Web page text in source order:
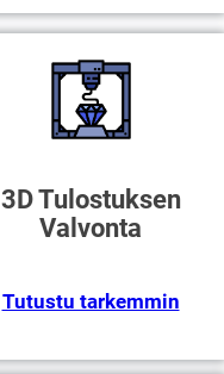
3D Tulostuksen
Valvonta
Tutustu tarkemmin